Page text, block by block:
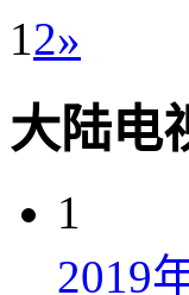
1 2»
大陆电
1
2019